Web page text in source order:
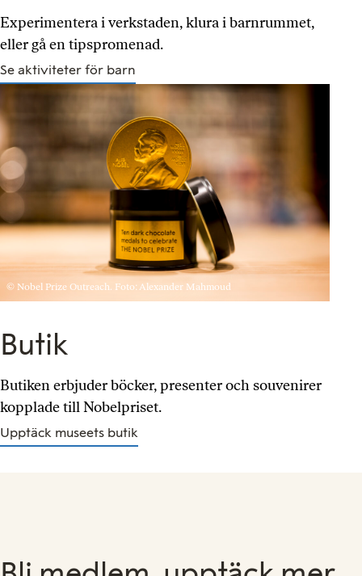
Experimentera i verkstaden, klura i barnrummet,
eller gå en tipspromenad.
Se aktiviteter för barn
© Nobel Prize Outreach. Foto: Alexander Mahmoud
Butik
Butiken erbjuder böcker, presenter och souvenirer
kopplade till Nobelpriset.
Upptäck museets butik